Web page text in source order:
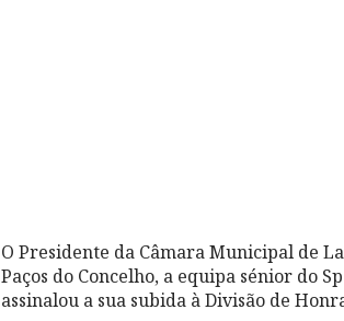
O Presidente da Câmara Municipal de
Paços do Concelho, a equipa sénior do
assinalou a sua subida à Divisão de